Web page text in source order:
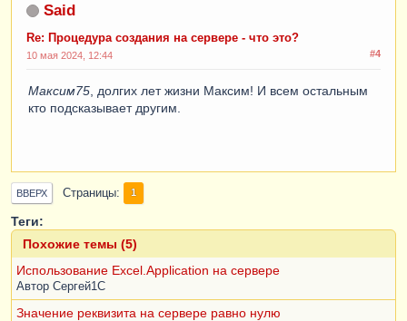
Said
Re: Процедура создания на сервере - что это?
#4
10 мая 2024, 12:44
Максим75 , долгих лет жизни Максим! И всем остальным
кто подсказывает другим.
ВВЕРХ Страницы 1
Теги:
Похожие темы (5)
Использование Excel.Application на сервере
Автор Сергей1С
Значение реквизита на сервере равно нулю